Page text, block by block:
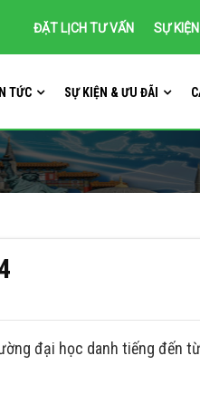
ĐẶT LỊCH TƯ VẤN SỰ KIỆN
TỨC SỰ KIỆN & ƯU ĐÃI
đại học danh tiếng đến